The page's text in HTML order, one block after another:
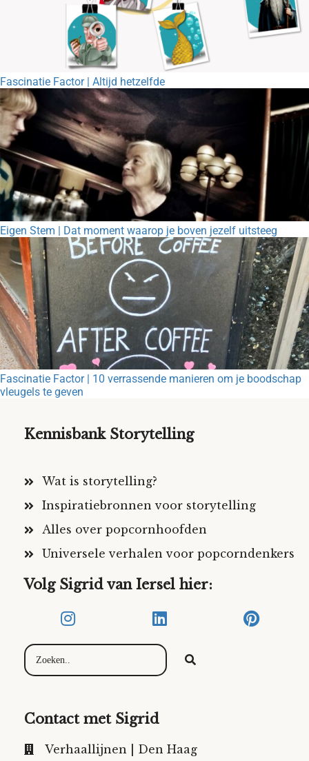
Fascinatie Factor | Altijd hetzelfde
Eigen Stem | Dat moment waarop je boven jezelf uitsteeg
Fascinatie Factor | 10 verrassende manieren om je boodschap
vleugels te geven
Kennisbank Storytelling
Wat is storytelling?
Inspiratiebronnen voor storytelling
Alles over popcornhoofden
Universele verhalen voor popcorndenkers
Volg Sigrid van Iersel hier:
Contact met Sigrid
Verhaallijnen | Den Haag